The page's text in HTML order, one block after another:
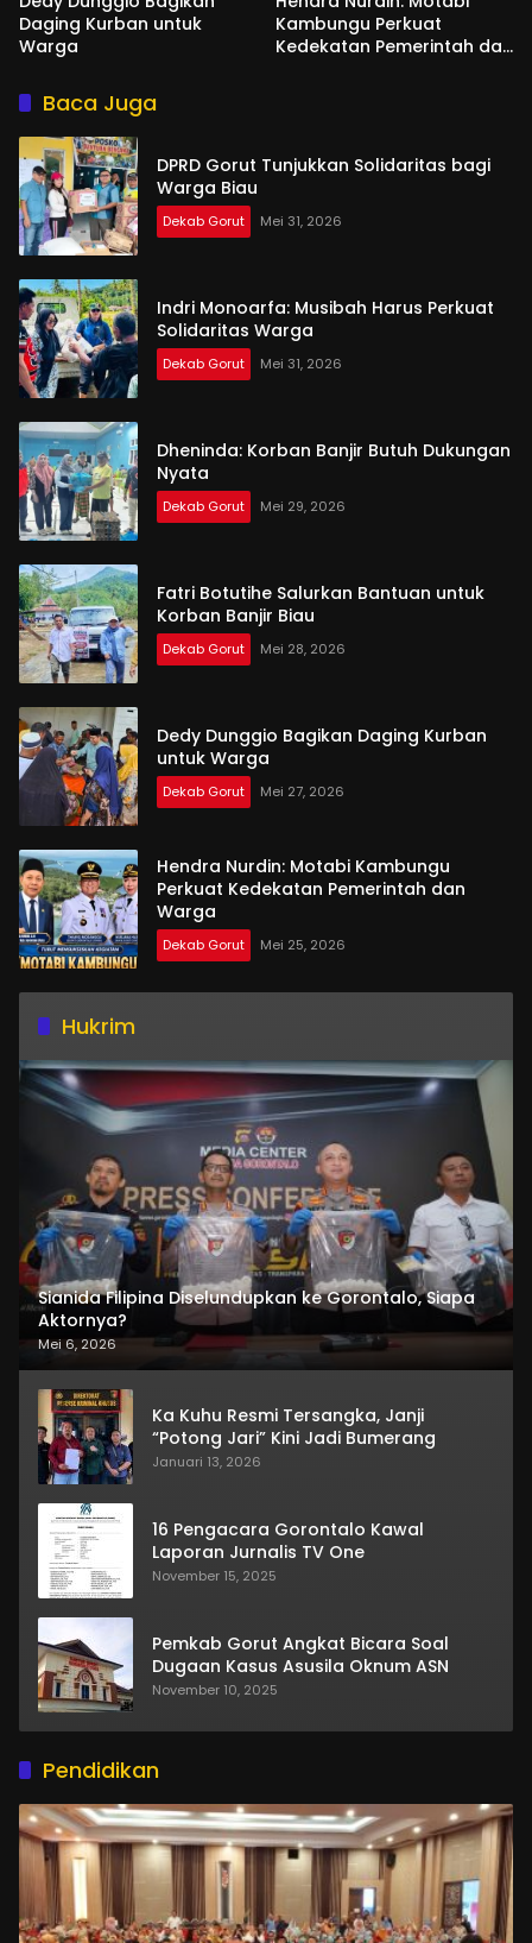
Daging Kurban untuk
Warga
Kambungu Perkuat
Kedekatan Pemerintah dan
Baca Juga
DPRD Gorut Tunjukkan Solidaritas bagi
Warga Biau
Dekab Gorut Mei 31, 2026
Indri Monoarfa: Musibah Harus Perkuat
Solidaritas Warga
Dekab Gorut Mei 31, 2026
Dheninda: Korban Banjir Butuh Dukungan
Nyata
Dekab Gorut Mei 29, 2026
Fatri Botutihe Salurkan Bantuan untuk
Korban Banjir Biau
Dekab Gorut Mei 28, 2026
Dedy Dunggio Bagikan Daging Kurban
untuk Warga
Dekab Gorut Mei 27, 2026
Hendra Nurdin: Motabi Kambungu
Perkuat Kedekatan Pemerintah dan
Warga
Dekab Gorut Mei 25, 2026
Hukrim
Sianida Filipina Diselundupkan ke Gorontalo, Siapa
Aktornya?
Mei 6, 2026
Ka Kuhu Resmi Tersangka, Janji
“Potong Jari” Kini Jadi Bumerang
Januari 13, 2026
16 Pengacara Gorontalo Kawal
Laporan Jurnalis TV One
November 15, 2025
Pemkab Gorut Angkat Bicara Soal
Dugaan Kasus Asusila Oknum ASN
November 10, 2025
Pendidikan